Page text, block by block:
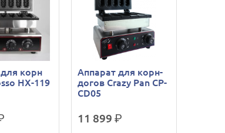
корн
HX-119
Аппарат для корн-
догов Crazy Pan CP-
CD05
11 899 р.